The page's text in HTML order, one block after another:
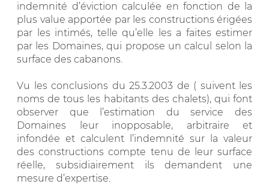
indemnité d’éviction calculée en fonction de la
plus value apportée par les constructions érigées
par les intimés, telle qu’elle les a faites estimer
par les Domaines, qui propose un calcul selon la
surface des cabanons.
Vu les conclusions du 25.3.2003 de ( suivent les
noms de tous les habitants des chalets), qui font
observer que l’estimation du service des
Domaines leur inopposable, arbitraire et
infondée et calculent l’indemnité sur la valeur
des constructions compte tenu de leur surface
réelle, subsidiairement ils demandent une
mesure d’expertise.